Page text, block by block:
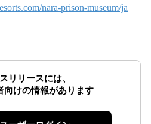
nara-prison-museum/ja
リリースには、
向けの情報があります